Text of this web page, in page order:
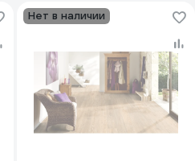
Нет в наличии